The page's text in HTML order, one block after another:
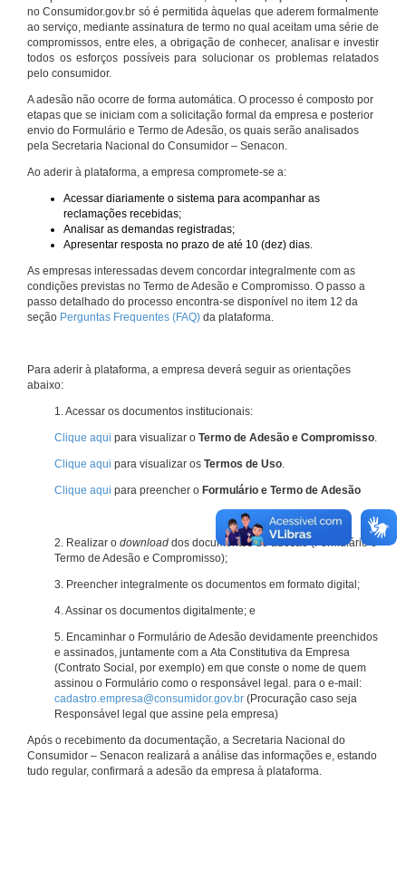
no Consumidor.gov.br só é permitida àquelas que aderem formalmente
ao serviço, mediante assinatura de termo no qual aceitam uma série de
compromissos, entre eles, a obrigação de conhecer, analisar e investir
todos os esforços possíveis para solucionar os problemas relatados
pelo consumidor.
A adesão não ocorre de forma automática. O processo é composto por
etapas que se iniciam com a solicitação formal da empresa e posterior
envio do Formulário e Termo de Adesão, os quais serão analisados
pela Secretaria Nacional do Consumidor – Senacon.
Ao aderir à plataforma, a empresa compromete-se a:
Acessar diariamente o sistema para acompanhar as
reclamações recebidas;
Analisar as demandas registradas;
Apresentar resposta no prazo de até 10 (dez) dias.
As empresas interessadas devem concordar integralmente com as
condições previstas no Termo de Adesão e Compromisso. O passo a
passo detalhado do processo encontra-se disponível no item 12 da
seção Perguntas Frequentes (FAQ) da plataforma.
Para aderir à plataforma, a empresa deverá seguir as orientações
abaixo:
1. Acessar os documentos institucionais:
Clique aqui para visualizar o Termo de Adesão e Compromisso.
Clique aqui para visualizar os Termos de Uso.
Clique aqui para preencher o Formulário e Termo de Adesão
2. Realizar o download dos documentos de adesão (Formulário e
Termo de Adesão e Compromisso);
3. Preencher integralmente os documentos em formato digital;
4. Assinar os documentos digitalmente; e
5. Encaminhar o Formulário de Adesão devidamente preenchidos
e assinados, juntamente com a Ata Constitutiva da Empresa
(Contrato Social, por exemplo) em que conste o nome de quem
assinou o Formulário como o responsável legal. para o e-mail:
cadastro.empresa@consumidor.gov.br (Procuração caso seja
Responsável legal que assine pela empresa)
Após o recebimento da documentação, a Secretaria Nacional do
Consumidor – Senacon realizará a análise das informações e, estando
tudo regular, confirmará a adesão da empresa à plataforma.